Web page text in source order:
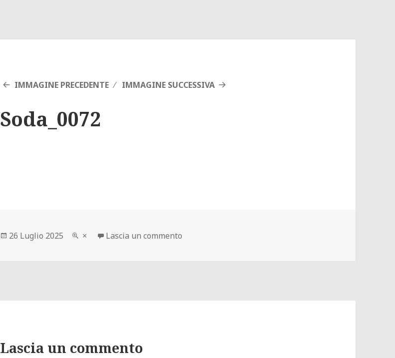
IMMAGINE PRECEDENTE IMMAGINE SUCCESSIVA
Soda_0072
Scritto
26 Luglio 2025
Dimensione
× Lascia un commento
Lascia un commento